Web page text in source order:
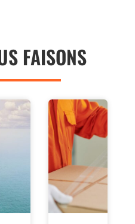
FAISONS